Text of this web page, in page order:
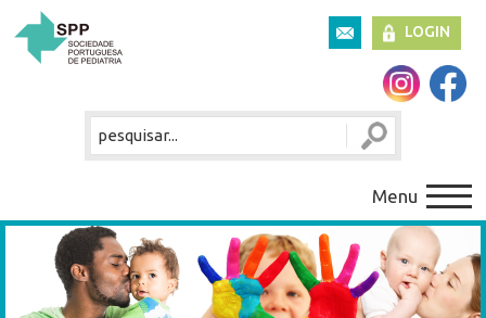
LOGIN
Menu